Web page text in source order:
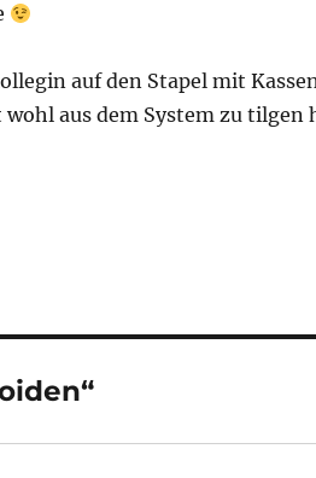
auf den Stapel mit
aus dem System zu tilgen